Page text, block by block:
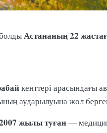
Астананың22
кенттері арасындағы
аударылуына жол
жылы туған—